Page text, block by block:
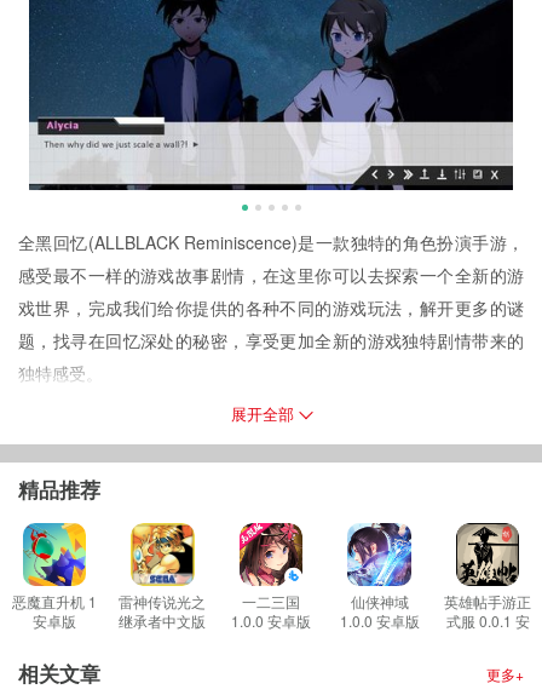
全黑回忆(ALLBLACK Reminiscence)是一款独特的角色扮演手游，
感受最不一样的游戏故事剧情，在这里你可以去探索一个全新的游
戏世界，完成我们给你提供的各种不同的游戏玩法，解开更多的谜
题，找寻在回忆深处的秘密，享受更加全新的游戏独特剧情带来的
独特感受。
准确的说，我被一群渔民发现，漂浮在夏天的海面上，已经有6个月
了。
那时的我，既没有记忆，也没有过去。
我想知道我的真实身份——但我是个懦夫。而我在这里，独自度过
我的冬天，带着短暂的愿望去见我亲爱的人。
然后，那些记忆重新浮现......我童年时代的记忆。
游戏特色
展开全部
精品推荐
恶魔直升机 1
安卓版
雷神传说光之
继承者中文版
一二三国
1.0.0 安卓版
仙侠神域
1.0.0 安卓版
英雄帖手游正
式服 0.0.1 安
相关文章 更多+